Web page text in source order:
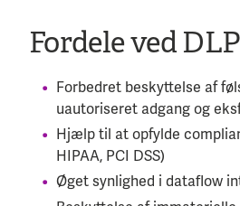
Fordele ved DLP
Forbedret beskyttelse af
uautoriseret adgang og
Hjælp til at opfylde
HIPAA, PCI DSS)
Øget synlighed i dataflow